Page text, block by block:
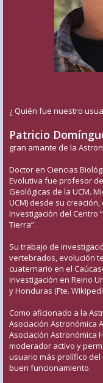
¿ Quién fue nuestro
Patricio
gran amante de la
Doctor en Ciencias
Evolutiva fue profesor
Geológicas de la UCM.
UCM) desde su
Investigación del Centro
Tierra”.
Su trabajo de
vertebrados, evolución
cuaternario en el
investigación en Reino
y Honduras (Fte.
Como aficionado a la
Asociación Astronómica
Asociación Astronómica
moderador activo y
usuario más prolífico del
buen funcionamiento.